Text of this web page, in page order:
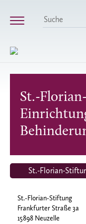
St.-
St.-Florian-
St.-Florian-Stiftung
Frankfurter Straße 3a
15898 Neuzelle